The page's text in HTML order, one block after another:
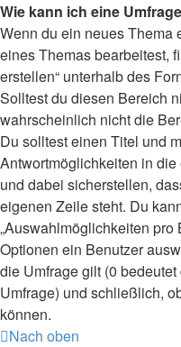
Wie kann ich eine
Wenn du ein neues Thema
eines Themas bearbeitest,
erstellen“ unterhalb des
Solltest du diesen Bereich
wahrscheinlich nicht die
Du solltest einen Titel und
Antwortmöglichkeiten in
und dabei sicherstellen,
eigenen Zeile steht. Du
„Auswahlmöglichkeiten pro
Optionen ein Benutzer
die Umfrage gilt (0
Umfrage) und schließlich,
können.
Nach oben